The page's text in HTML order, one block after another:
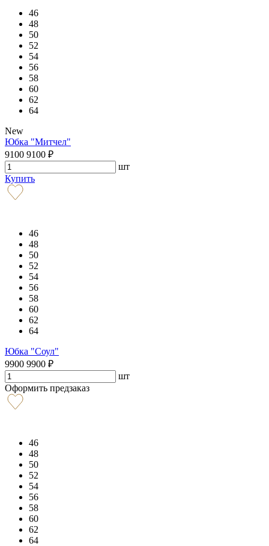
46
48
50
52
54
56
58
60
62
64
New
Юбка "Митчел"
9100 9100 ₽
шт
Купить
46
48
50
52
54
56
58
60
62
64
Юбка "Соул"
9900 9900 ₽
шт
Оформить предзаказ
46
48
50
52
54
56
58
60
62
64